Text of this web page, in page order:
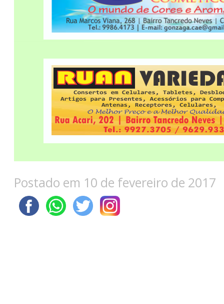
Postado em 10 de fevereiro de 2017